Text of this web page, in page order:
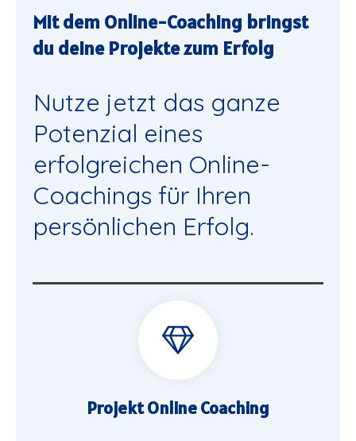
Mit dem Online-Coaching bringst
du deine Projekte zum Erfolg
Nutze jetzt das ganze
Potenzial eines
erfolgreichen Online-
Coachings für Ihren
persönlichen Erfolg.
Projekt Online Coaching